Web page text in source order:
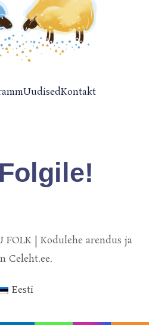
UudisedKontakt
| Kodulehe arendus ja
Celeht.ee.
Eesti